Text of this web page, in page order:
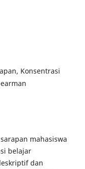
Konsentrasi
mahasiswa
belajar
dan